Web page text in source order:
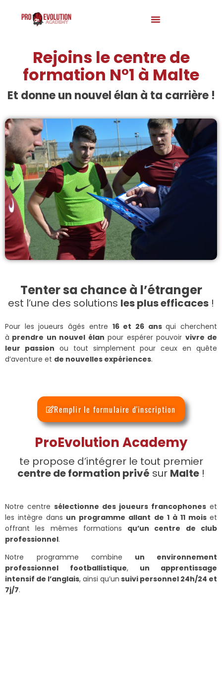
Rejoins le centre de
formation N°1 à Malte
Et donne un nouvel élan à ta carrière !
Tenter sa chance à l’étranger
est l’une des solutions les plus efficaces !
Pour les joueurs âgés entre 16 et 26 ansqui cherchent
à prendre un nouvel élan pour espérer pouvoir vivre de
leur passion ou tout simplement pour ceux en quête
d’aventure et de nouvelles expériences.
Remplir le formulaire d'inscription
ProEvolution Academy
te propose d’intégrer le tout premier
centre de formation privé sur Malte !
Notre centre sélectionne des joueurs francophones et
les intègre dans un programme allant de 1 à 11 moiset
offrant les mêmes formations qu’un centre de club
professionnel.
Notre programme combine un environnement
professionnel
footballistique, un apprentissage
intensif de l’anglais, ainsi qu’un suivi personnel 24h/24 et
7j/7.